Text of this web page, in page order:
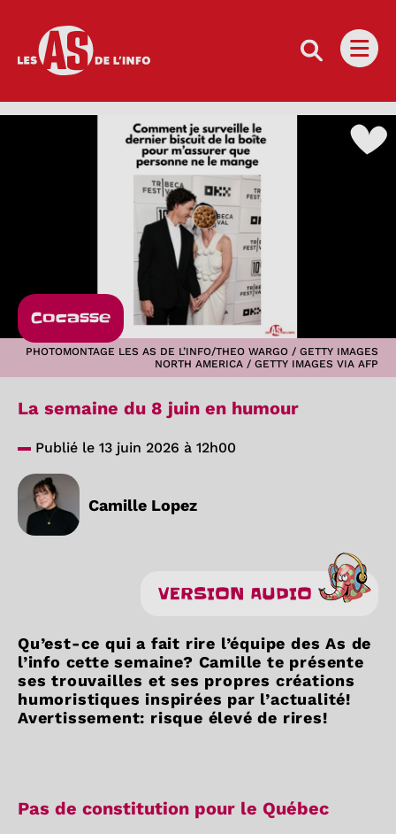
Les as de l'info
Cocasse
PHOTOMONTAGE LES AS DE L’INFO/THEO WARGO / GETTY IMAGES
NORTH AMERICA / GETTY IMAGES VIA AFP
La semaine du 8 juin en humour
Publié le 13 juin 2026 à 12h00
Camille Lopez
VERSION AUDIO
Qu’est-ce qui a fait rire l’équipe des As de
l’info cette semaine? Camille te présente
ses trouvailles et ses propres créations
humoristiques inspirées par l’actualité!
Avertissement: risque élevé de rires!
Pas de constitution pour le Québec